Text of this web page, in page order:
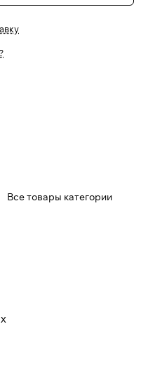
Все товары категории